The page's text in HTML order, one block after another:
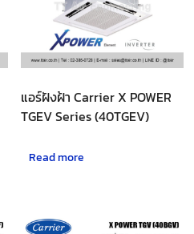
แอร์ฝังฝ้า Carrier X POWER
TGEV Series (40TGEV)
Read more